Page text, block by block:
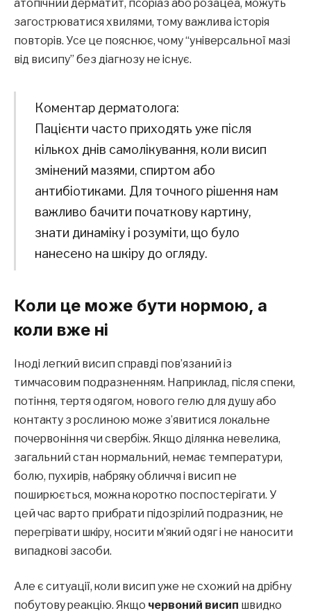
атопічний дерматит, псоріаз або розацеа, можуть
загострюватися хвилями, тому важлива історія
повторів. Усе це пояснює, чому “універсальної мазі
від висипу” без діагнозу не існує.
Коментар дерматолога:
Пацієнти часто приходять уже після
кількох днів самолікування, коли висип
змінений мазями, спиртом або
антибіотиками. Для точного рішення нам
важливо бачити початкову картину,
знати динаміку і розуміти, що було
нанесено на шкіру до огляду.
Коли це може бути нормою, а
коли вже ні
Іноді легкий висип справді пов’язаний із
тимчасовим подразненням. Наприклад, після спеки,
потіння, тертя одягом, нового гелю для душу або
контакту з рослиною може з’явитися локальне
почервоніння чи свербіж. Якщо ділянка невелика,
загальний стан нормальний, немає температури,
болю, пухирів, набряку обличчя і висип не
поширюється, можна коротко поспостерігати. У
цей час варто прибрати підозрілий подразник, не
перегрівати шкіру, носити м’який одяг і не наносити
випадкові засоби.
Але є ситуації, коли висип уже не схожий на дрібну
побутову реакцію. Якщо червоний висип швидко